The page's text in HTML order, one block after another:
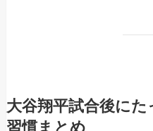
大谷翔平試合後に
習慣まとめ